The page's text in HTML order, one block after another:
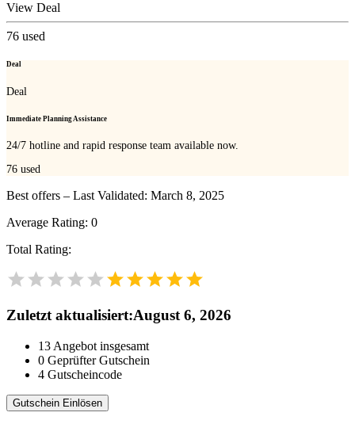
View Deal
76 used
Deal
Deal
Immediate Planning Assistance
24/7 hotline and rapid response team available now.
76 used
Best offers – Last Validated: March 8, 2025
Average Rating: 0
Total Rating:
Zuletzt aktualisiert:August 6, 2026
13 Angebot insgesamt
0 Geprüfter Gutschein
4 Gutscheincode
Gutschein Einlösen